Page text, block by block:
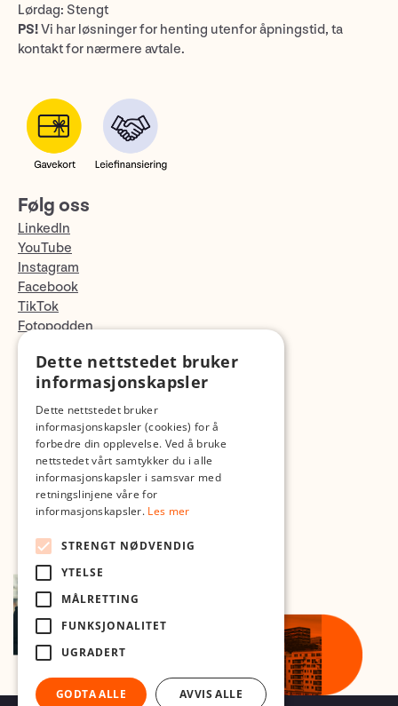
Lørdag: Stengt
PS!Vi har løsninger for henting utenfor åpningstid, ta
kontakt for nærmere avtale.
Følg oss
LinkedIn
YouTube
Instagram
Facebook
TikTok
Fotopodden
Med forbehold om skrive- og lagerfeil
Dette nettstedet bruker
informasjonskapsler
Dette nettstedet bruker
informasjonskapsler (cookies) for å
forbedre din opplevelse. Ved å bruke
nettstedet vårt samtykker du i alle
informasjonskapsler i samsvar med
retningslinjene våre for
informasjonskapsler. Les mer
STRENGT NØDVENDIG
YTELSE
MÅLRETTING
FUNKSJONALITET
UGRADERT
GODTA ALLE AVVIS ALLE